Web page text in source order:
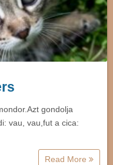
gondolja
vau, vau,fut a cica:
Read More